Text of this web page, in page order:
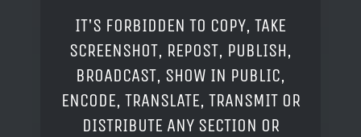
IT'S FORBIDDEN TO COPY, TAKE
SCREENSHOT, REPOST, PUBLISH,
BROADCAST, SHOW IN PUBLIC,
ENCODE, TRANSLATE, TRANSMIT OR
DISTRIBUTE ANY SECTION OR